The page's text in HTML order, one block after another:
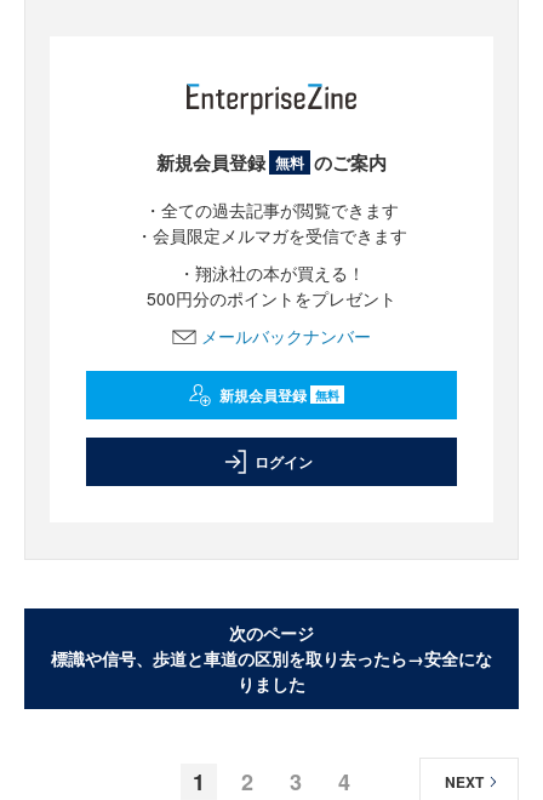
新規会員登録 無料 のご案内
・全ての過去記事が閲覧できます
・会員限定メルマガを受信できます
・翔泳社の本が買える！
500円分のポイントをプレゼント
メールバックナンバー
新規会員登録 無料
ログイン
次のページ
標識や信号、歩道と車道の区別を取り去ったら→安全にな
りました
1 2 3 4 NEXT